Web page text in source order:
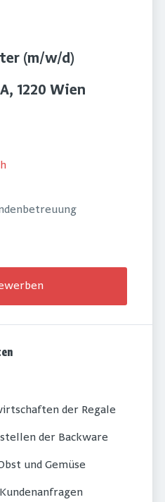
(m/w/d)
1220 Wien
der Regale
der Backware
und Gemüse